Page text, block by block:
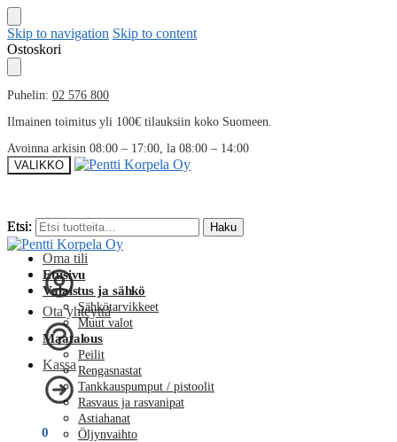
Skip to navigation Skip to content
Ostoskori
Puhelin: 02 576 800
Ilmainen toimitus yli 100€ tilauksiin koko Suomeen.
Avoinna arkisin 08:00 – 17:00, la 08:00 – 14:00
VALIKKO
Etsi: Haku
Oma tili
Ota yhteyttä
Kassa
0
Etsi: Haku
Etusivu
Valaistus ja sähkö
Sähkötarvikkeet
Muut valot
Maatalous
Peilit
Rengasnastat
Tankkauspumput / pistoolit
Rasvaus ja rasvanipat
Astiahanat
Öljynvaihto